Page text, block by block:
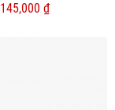
145,000 ₫